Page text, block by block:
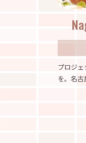
な部屋で優雅な民泊